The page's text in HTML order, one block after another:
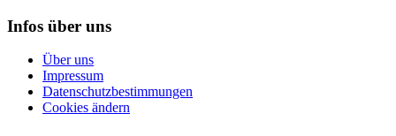
Infos über uns
Über uns
Impressum
Datenschutzbestimmungen
Cookies ändern